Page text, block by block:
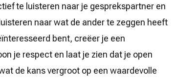
te luisteren naar je gesprekspartner en
naar wat de ander te zeggen heeft
bent, creëer je een
je respect en laat je zien dat je open
de kans vergroot op een waardevolle